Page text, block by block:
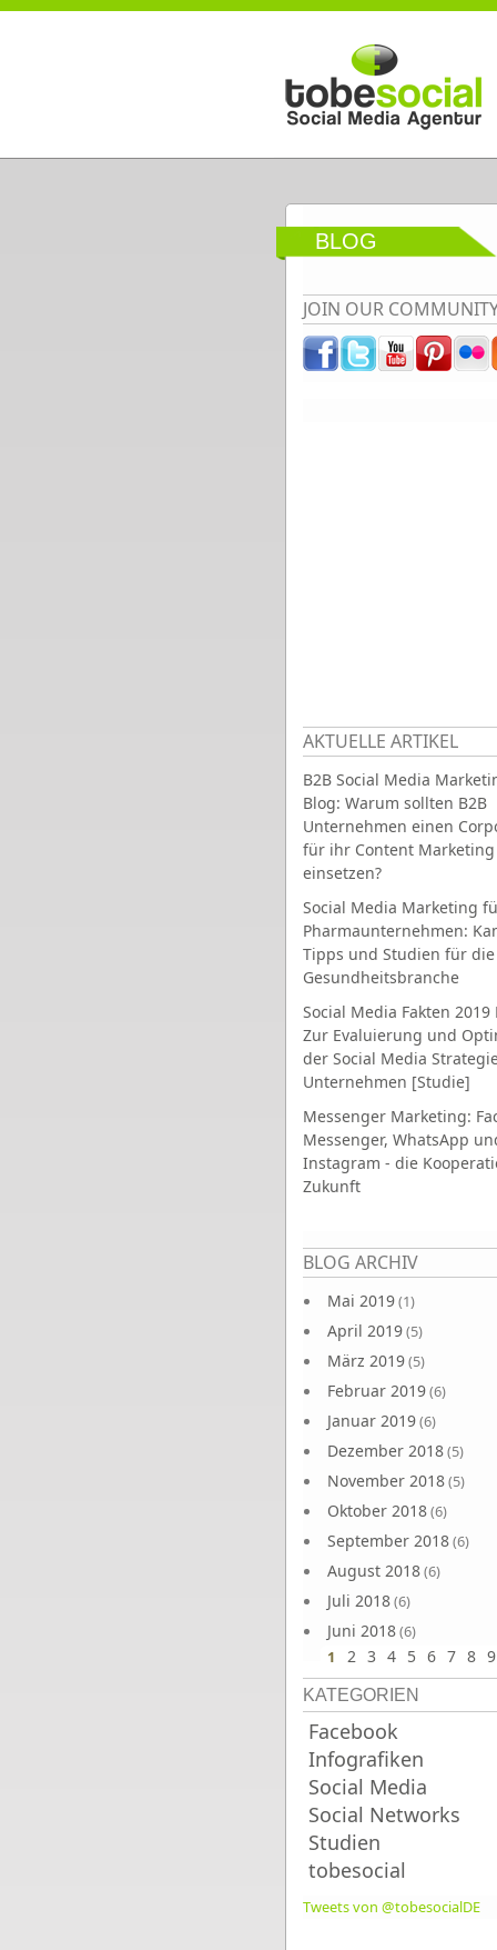
Direkt zum Inhalt
BLOG
JOIN OUR
AKTUELLE ARTIKEL
B2B Social Media
Blog: Warum sollten B2B
Unternehmen einen
für ihr Content Marketing
einsetzen?
Social Media Marketing
Pharmaunternehmen:
Tipps und Studien für die
Gesundheitsbranche
Social Media Fakten 2019
Zur Evaluierung und
der Social Media
Unternehmen [Studie]
Messenger Marketing:
Messenger, WhatsApp
Instagram - die
Zukunft
BLOG ARCHIV
Mai 2019(1)
April 2019(5)
März 2019(5)
Februar 2019(6)
Januar 2019(6)
Dezember 2018(5)
November 2018(5)
Oktober 2018(6)
September 2018(6)
August 2018(6)
Juli 2018(6)
Juni 2018(6)
Seiten
1 2 3 4 5 6 7 8 9
KATEGORIEN
Facebook
Infografiken
Social Media
Social Networks
Studien
tobesocial
Tweets von @tobesocialDE